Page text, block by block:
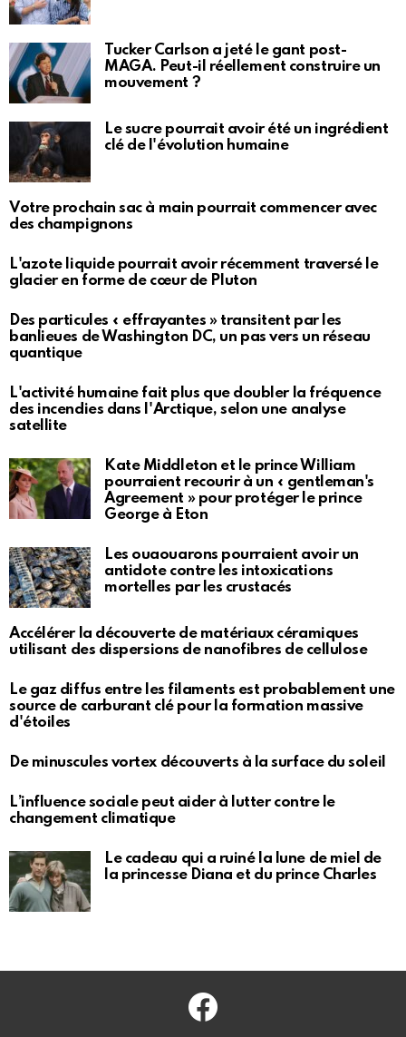
Tucker Carlson a jeté le gant post-
MAGA. Peut-il réellement construire un
mouvement ?
Le sucre pourrait avoir été un ingrédient
clé de l'évolution humaine
Votre prochain sac à main pourrait commencer avec
des champignons
L'azote liquide pourrait avoir récemment traversé le
glacier en forme de cœur de Pluton
Des particules « effrayantes » transitent par les
banlieues de Washington DC, un pas vers un réseau
quantique
L'activité humaine fait plus que doubler la fréquence
des incendies dans l'Arctique, selon une analyse
satellite
Kate Middleton et le prince William
pourraient recourir à un « gentleman's
Agreement » pour protéger le prince
George à Eton
Les ouaouarons pourraient avoir un
antidote contre les intoxications
mortelles par les crustacés
Accélérer la découverte de matériaux céramiques
utilisant des dispersions de nanofibres de cellulose
Le gaz diffus entre les filaments est probablement une
source de carburant clé pour la formation massive
d'étoiles
De minuscules vortex découverts à la surface du soleil
L’influence sociale peut aider à lutter contre le
changement climatique
Le cadeau qui a ruiné la lune de miel de
la princesse Diana et du prince Charles
Facebook